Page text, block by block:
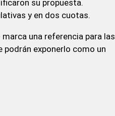
su propuesta.
y en dos cuotas.
una referencia para las
exponerlo como un